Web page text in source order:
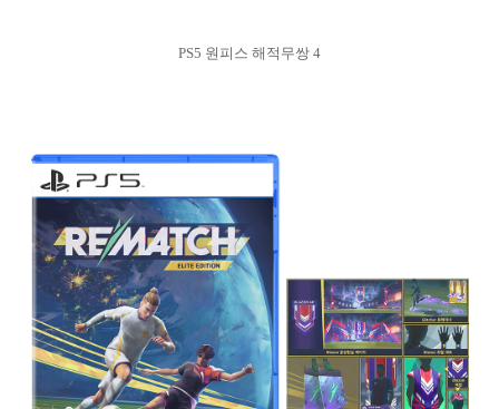
PS5 원피스 해적무쌍 4